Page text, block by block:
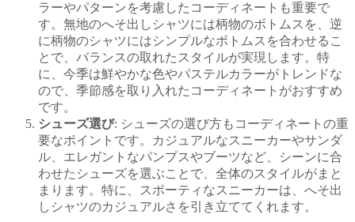
ラーやパターンを考慮したコーディネートも重要で
す。無地のへそ出しシャツには柄物のボトムスを、逆
に柄物のシャツにはシンプルなボトムスを合わせるこ
とで、バランスの取れたスタイルが実現します。特
に、今季は鮮やかな色やパステルカラーがトレンドな
ので、季節感を取り入れたコーディネートがおすすめ
です。
シューズ選び: シューズの選び方もコーディネートの重
要なポイントです。カジュアルなスニーカーやサンダ
ル、エレガントなパンプスやブーツなど、シーンに合
わせたシューズを選ぶことで、全体のスタイルがまと
まります。特に、スポーティなスニーカーは、へそ出
しシャツのカジュアルさを引き立ててくれます。